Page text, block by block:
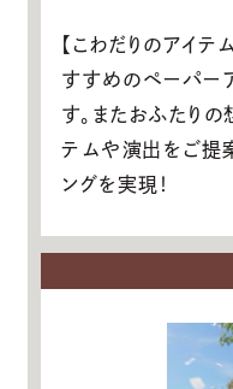
【こわだりのアイテ
すすめのペーパー
す。またおふたり
テムや演出をご提
ングを実現！